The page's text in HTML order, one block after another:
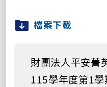
檔案下載
財團法人平安菁
115學年度第1